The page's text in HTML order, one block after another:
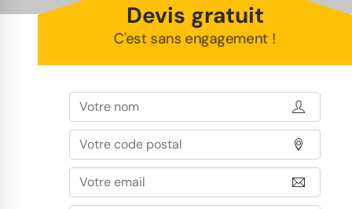
Devis gratuit
C'est sans engagement !